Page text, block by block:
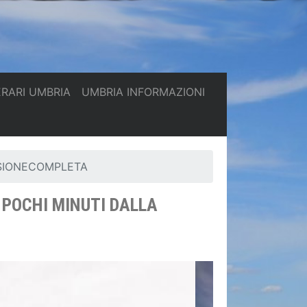
UMBRIA(current)
UMBRIA INFORMAZIONI(current)
MINUTI DALLA